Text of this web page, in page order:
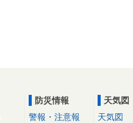
防災情報
警報・注意報
天気図
天気図